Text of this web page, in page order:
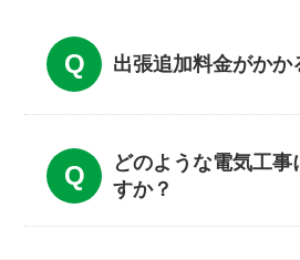
出張追加料金がかか
どのような電気工事
すか？